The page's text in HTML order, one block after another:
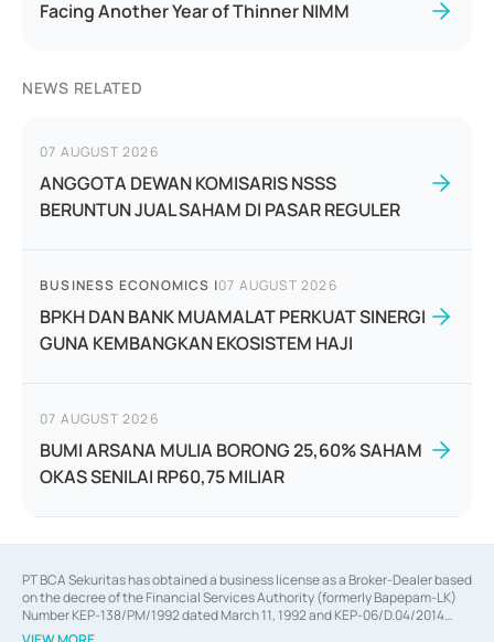
Facing Another Year of Thinner NIMM
NEWS RELATED
07 AUGUST 2026
ANGGOTA DEWAN KOMISARIS NSSS
BERUNTUN JUAL SAHAM DI PASAR REGULER
BUSINESS ECONOMICS |07 AUGUST 2026
BPKH DAN BANK MUAMALAT PERKUAT SINERGI
GUNA KEMBANGKAN EKOSISTEM HAJI
07 AUGUST 2026
BUMI ARSANA MULIA BORONG 25,60% SAHAM
OKAS SENILAI RP60,75 MILIAR
PT BCA Sekuritas has obtained a business license as a Broker-Dealer based
on the decree of the Financial Services Authority (formerly Bapepam-LK)
Number KEP-138/PM/1992 dated March 11, 1992 and KEP-06/D.04/2014
dated February 28, 2014, a business license as an Underwriter based on the